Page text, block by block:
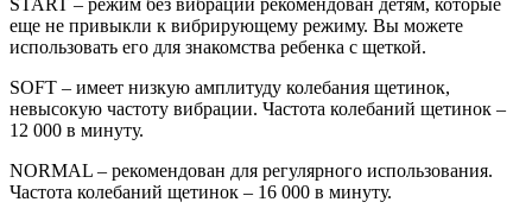
START – режим без вибрации рекомендован детям, которые
еще не привыкли к вибрирующему режиму. Вы можете
использовать его для знакомства ребенка с щеткой.
SOFT – имеет низкую амплитуду колебания щетинок,
невысокую частоту вибрации. Частота колебаний щетинок –
12 000 в минуту.
NORMAL – рекомендован для регулярного использования.
Частота колебаний щетинок – 16 000 в минуту.